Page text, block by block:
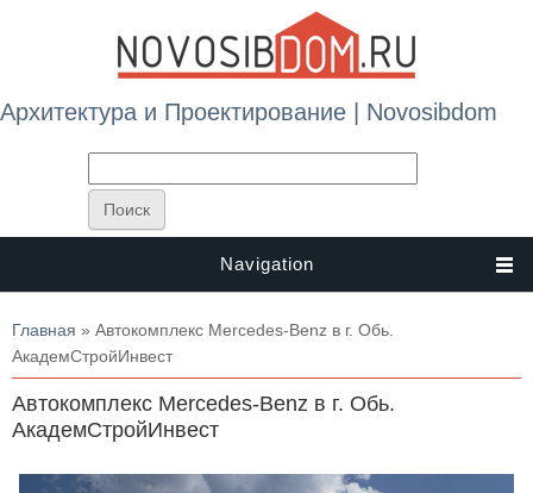
Архитектура и Проектирование | Novosibdom
Navigation
Вы здесь
Главная » Автокомплекс Merсedes-Benz в г. Обь.
АкадемСтройИнвест
Автокомплекс Merсedes-Benz в г. Обь.
АкадемСтройИнвест